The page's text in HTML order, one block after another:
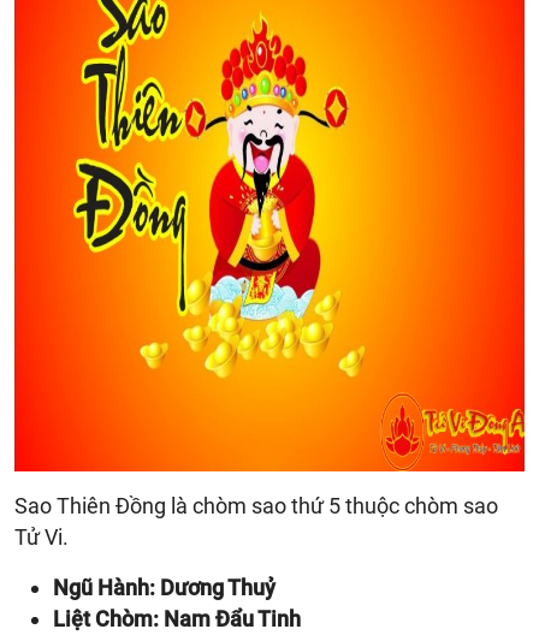
Sao Thiên Đồng là chòm sao thứ 5 thuộc chòm sao
Tử Vi.
Ngũ Hành: Dương Thuỷ
Liệt Chòm: Nam Đẩu Tinh